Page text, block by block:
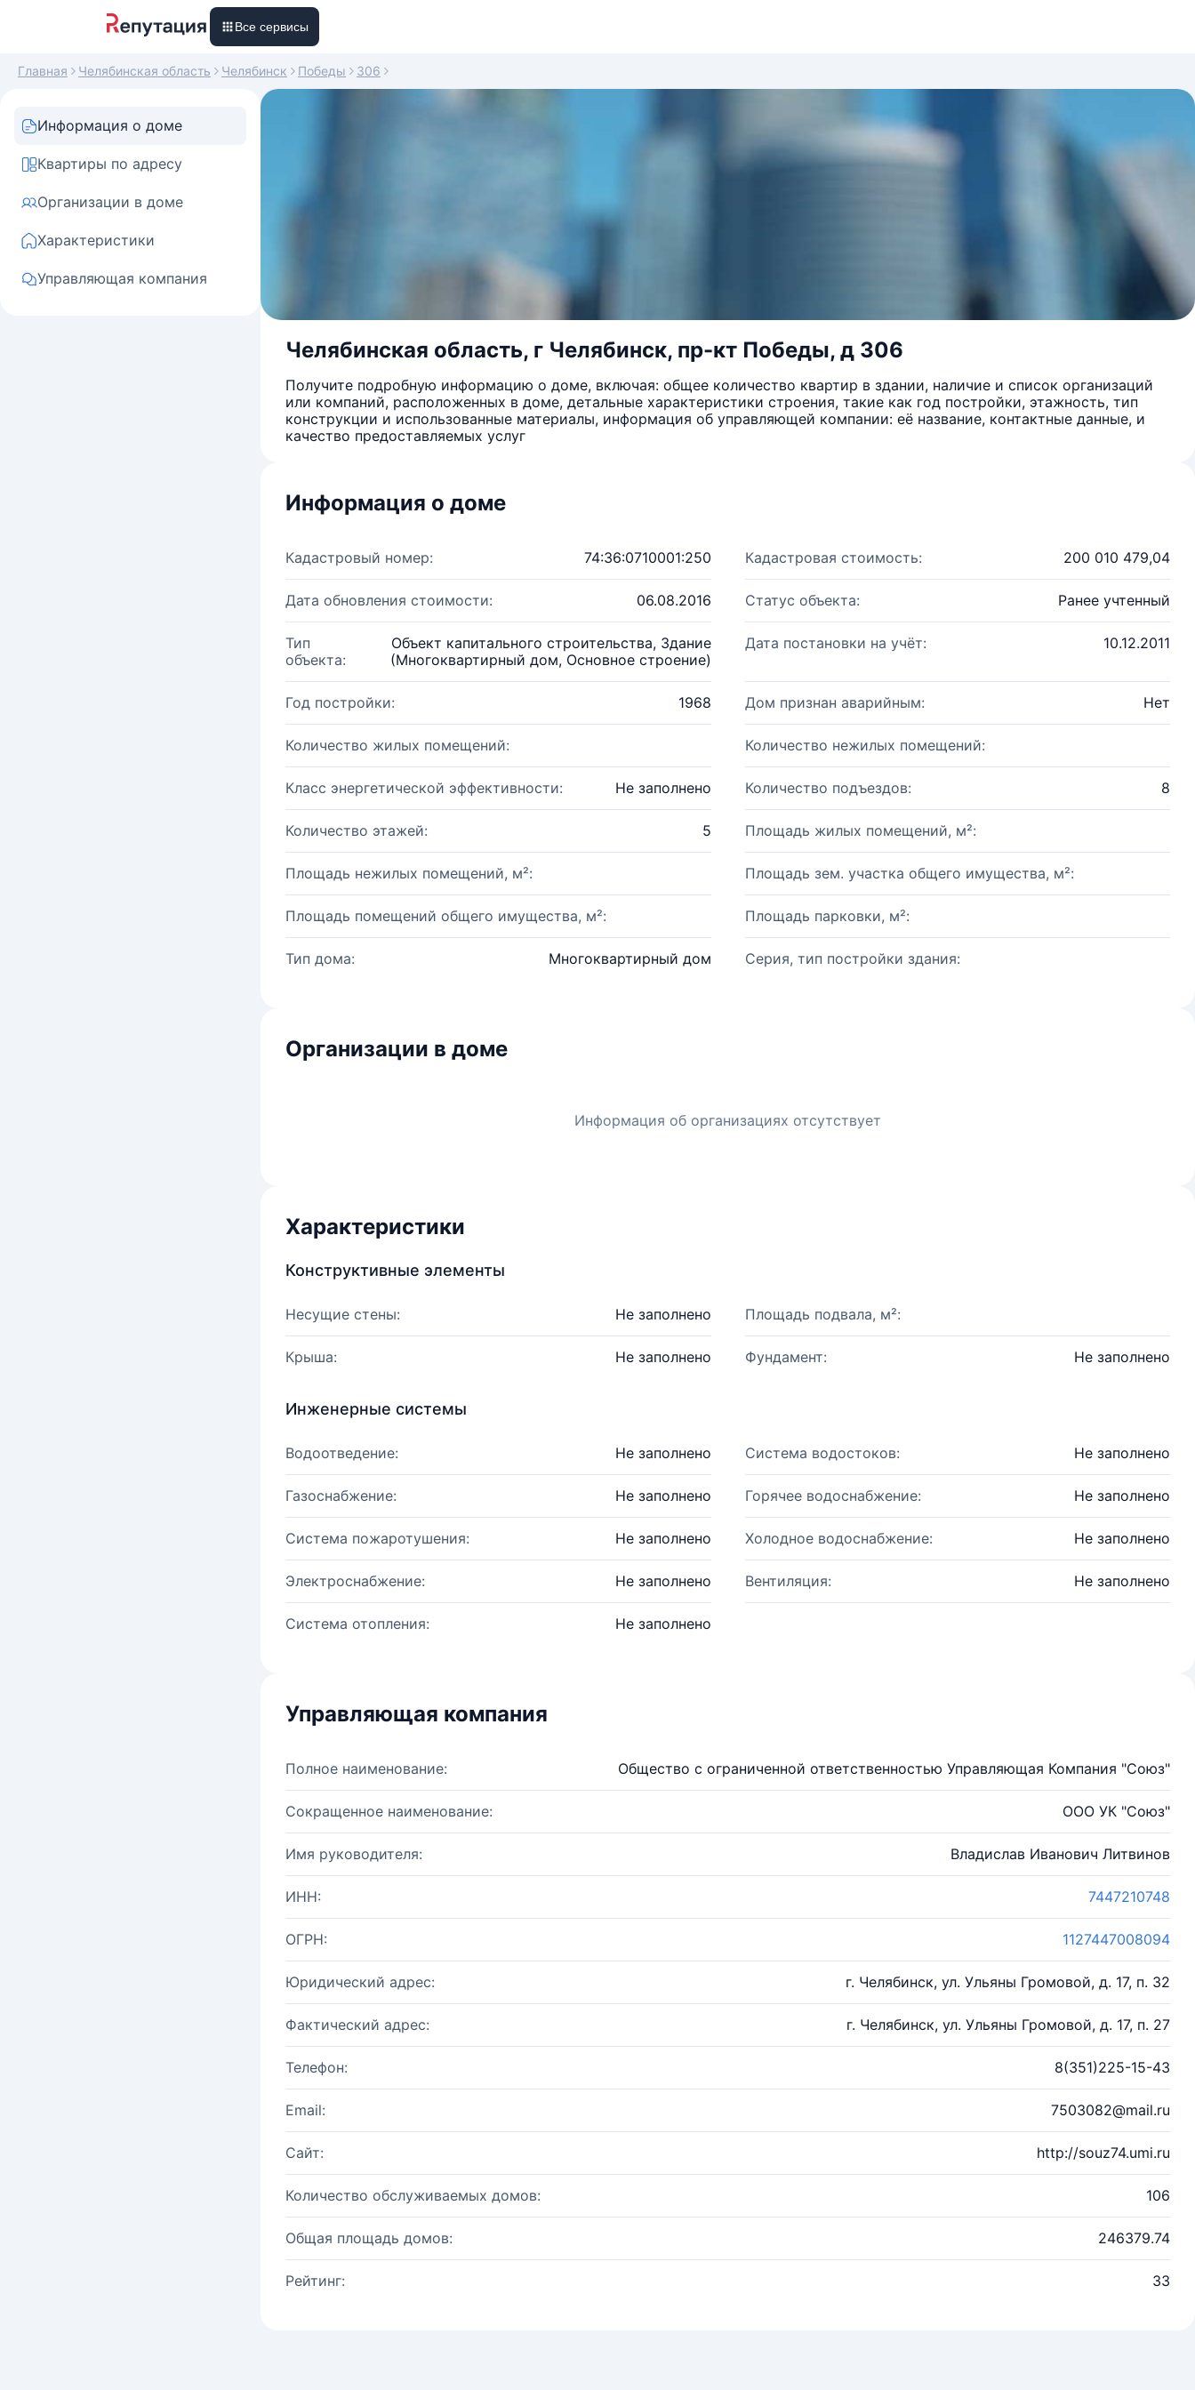
Все сервисы
Главная Челябинская область Челябинск Победы 306
Информация о доме
Квартиры по адресу
Организации в доме
Характеристики
Управляющая компания
Челябинская область, г Челябинск, пр-кт Победы, д 306
Получите подробную информацию о доме, включая: общее количество квартир в здании, наличие и список организаций
или компаний, расположенных в доме, детальные характеристики строения, такие как год постройки, этажность, тип
конструкции и использованные материалы, информация об управляющей компании: её название, контактные данные, и
качество предоставляемых услуг
Информация о доме
Кадастровый номер: 74:36:0710001:250 Кадастровая стоимость: 200 010 479,04
Дата обновления стоимости: 06.08.2016 Статус объекта: Ранее учтенный
Тип
объекта:
Объект капитального строительства, Здание
(Многоквартирный дом, Основное строение)
Дата постановки на учёт: 10.12.2011
Год постройки: 1968 Дом признан аварийным: Нет
Количество жилых помещений: Количество нежилых помещений:
Класс энергетической эффективности: Не заполнено Количество подъездов: 8
Количество этажей: 5 Площадь жилых помещений, м²:
Площадь нежилых помещений, м²: Площадь зем. участка общего имущества, м²:
Площадь помещений общего имущества, м²: Площадь парковки, м²:
Тип дома: Многоквартирный дом Серия, тип постройки здания:
Организации в доме
Информация об организациях отсутствует
Характеристики
Конструктивные элементы
Несущие стены: Не заполнено Площадь подвала, м²:
Крыша: Не заполнено Фундамент: Не заполнено
Инженерные системы
Водоотведение: Не заполнено Система водостоков: Не заполнено
Газоснабжение: Не заполнено Горячее водоснабжение: Не заполнено
Система пожаротушения: Не заполнено Холодное водоснабжение: Не заполнено
Электроснабжение: Не заполнено Вентиляция: Не заполнено
Система отопления: Не заполнено
Управляющая компания
Полное наименование: Общество с ограниченной ответственностью Управляющая Компания "Союз"
Сокращенное наименование: ООО УК "Союз"
Имя руководителя: Владислав Иванович Литвинов
ИНН: 7447210748
ОГРН: 1127447008094
Юридический адрес: г. Челябинск, ул. Ульяны Громовой, д. 17, п. 32
Фактический адрес: г. Челябинск, ул. Ульяны Громовой, д. 17, п. 27
Телефон: 8(351)225-15-43
Email: 7503082@mail.ru
Сайт: http://souz74.umi.ru
Количество обслуживаемых домов: 106
Общая площадь домов: 246379.74
Рейтинг: 33